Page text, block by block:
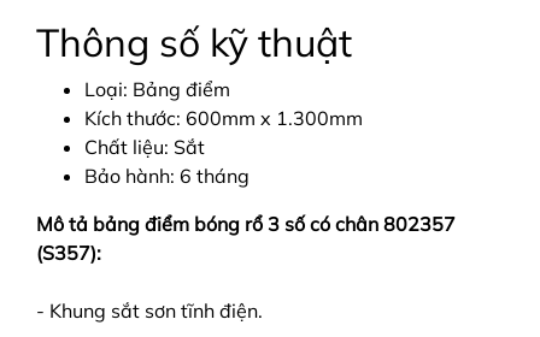
Thông số kỹ thuật
Loại: Bảng điểm
Kích thước: 600mm x 1.300mm
Chất liệu: Sắt
Bảo hành: 6 tháng
Mô tả bảng điểm bóng rổ 3 số có chân 802357
(S357):
- Khung sắt sơn tĩnh điện.